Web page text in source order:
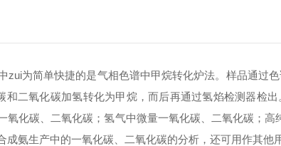
zui为简单快捷的是气相色谱中甲烷转化炉法。样品通过色
二氧化碳加氢转化为甲烷，而后再通过氢焰检测器检
氧化碳、二氧化碳；氢气中微量一氧化碳、二氧化碳；高
氨生产中的一氧化碳、二氧化碳的分析，还可用作其他